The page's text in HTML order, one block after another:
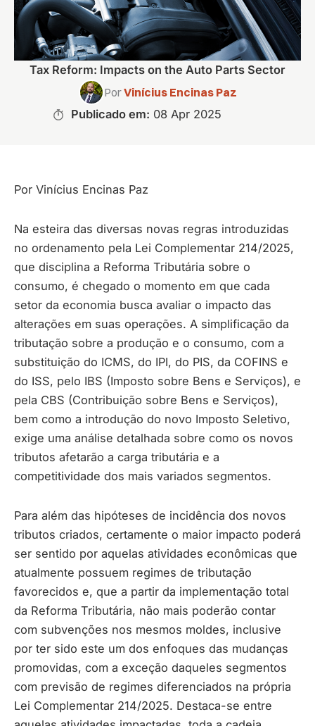
Tax Reform: Impacts on the Auto Parts Sector
PorVinícius Encinas Paz
Publicado em: 08 Apr 2025
Por Vinícius Encinas Paz
Na esteira das diversas novas regras introduzidas
no ordenamento pela Lei Complementar 214/2025,
que disciplina a Reforma Tributária sobre o
consumo, é chegado o momento em que cada
setor da economia busca avaliar o impacto das
alterações em suas operações. A simplificação da
tributação sobre a produção e o consumo, com a
substituição do ICMS, do IPI, do PIS, da COFINS e
do ISS, pelo IBS (Imposto sobre Bens e Serviços), e
pela CBS (Contribuição sobre Bens e Serviços),
bem como a introdução do novo Imposto Seletivo,
exige uma análise detalhada sobre como os novos
tributos afetarão a carga tributária e a
competitividade dos mais variados segmentos.
Para além das hipóteses de incidência dos novos
tributos criados, certamente o maior impacto poderá
ser sentido por aquelas atividades econômicas que
atualmente possuem regimes de tributação
favorecidos e, que a partir da implementação total
da Reforma Tributária, não mais poderão contar
com subvenções nos mesmos moldes, inclusive
por ter sido este um dos enfoques das mudanças
promovidas, com a exceção daqueles segmentos
com previsão de regimes diferenciados na própria
Lei Complementar 214/2025. Destaca-se entre